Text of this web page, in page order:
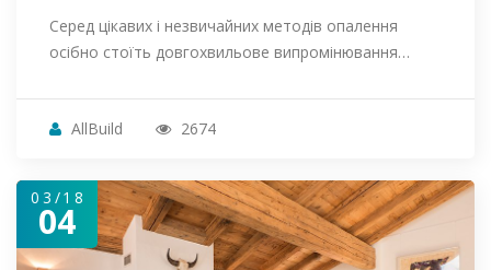
Серед цікавих і незвичайних методів опалення
осібно стоїть довгохвильове випромінювання…
AllBuild 2674
03/18
04